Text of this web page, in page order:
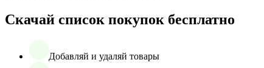
Скачай список покупок бесплатно
Добавляй и удаляй товары